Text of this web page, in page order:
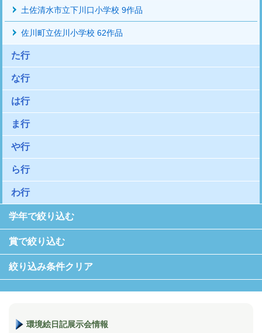
土佐清水市立下川口小学校 9作品
佐川町立佐川小学校 62作品
た行
な行
は行
ま行
や行
ら行
わ行
学年で絞り込む
賞で絞り込む
絞り込み条件クリア
環境絵日記展示会情報